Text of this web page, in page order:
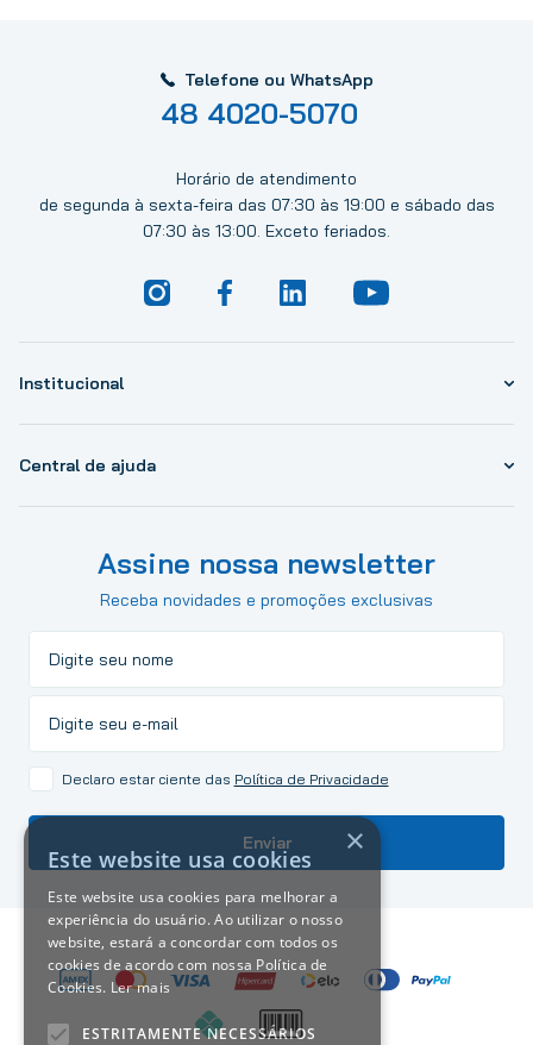
Telefone ou WhatsApp
48 4020-5070
Horário de atendimento
de segunda à sexta-feira das 07:30 às 19:00 e sábado das
07:30 às 13:00. Exceto feriados.
Institucional
Central de ajuda
Assine nossa newsletter
Receba novidades e promoções exclusivas
Declaro estar ciente das Política de Privacidade
Enviar ×
Este website usa cookies
Este website usa cookies para melhorar a
experiência do usuário. Ao utilizar o nosso
website, estará a concordar com todos os
cookies de acordo com nossa Política de
Cookies. Ler mais
ESTRITAMENTE NECESSÁRIOS